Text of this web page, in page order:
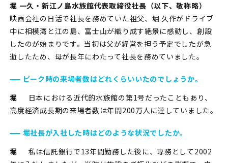
堀 一久・新江ノ島水族館代表取締役社長（以下、敬称略）
映画会社の日活で社長を務めていた祖父、堀 久作がドライブ
中に相模湾と江の島、富士山が織り成す絶景に感動し、創設
したのが始まりです。当初は父が経営を担う予定でしたが急
逝したため、母が長年にわたって社長を務めていました。
ピーク時の来場者数はどれくらいいたのでしょうか。
堀
日本における近代的水族館の第1号だったこともあり、
高度経済成長期の来場者数は年間200万人に達していました。
堀社長が入社した時はどのような状況でしたか。
堀
私は信託銀行で13年間勤務した後に、専務として2002